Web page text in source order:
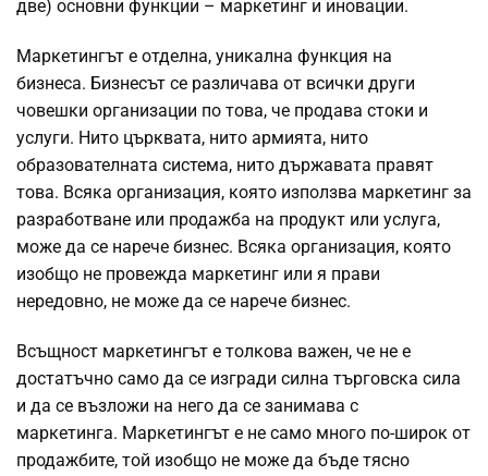
две) основни функции – маркетинг и иновации.
Маркетингът е отделна, уникална функция на
бизнеса. Бизнесът се различава от всички други
човешки организации по това, че продава стоки и
услуги. Нито църквата, нито армията, нито
образователната система, нито държавата правят
това. Всяка организация, която използва маркетинг за
разработване или продажба на продукт или услуга,
може да се нарече бизнес. Всяка организация, която
изобщо не провежда маркетинг или я прави
нередовно, не може да се нарече бизнес.
Всъщност маркетингът е толкова важен, че не е
достатъчно само да се изгради силна търговска сила
и да се възложи на него да се занимава с
маркетинга. Маркетингът е не само много по-широк от
продажбите, той изобщо не може да бъде тясно